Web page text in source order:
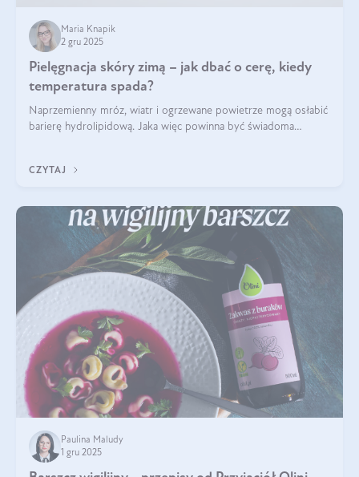
Maria Knapik
2 gru 2025
Pielęgnacja skóry zimą – jak dbać o cerę, kiedy
temperatura spada?
Naprzemienny mróz, wiatr i ogrzewane powietrze mogą osłabić
barierę hydrolipidową. Jaka więc powinna być świadoma
CZYTAJ
Paulina Maludy
1 gru 2025